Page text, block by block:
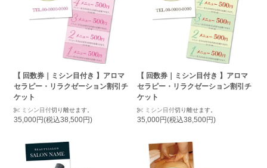
【 回数券｜ミシン目付き 】アロマ
セラピー・リラクゼーション割引チ
ケット
ミシン目付切り離せます。
35,000円(税込38,500円)
【 回数券｜ミシン目付き 】アロマ
セラピー・リラクゼーション割引チ
ケット
ミシン目付切り離せます。
35,000円(税込38,500円)